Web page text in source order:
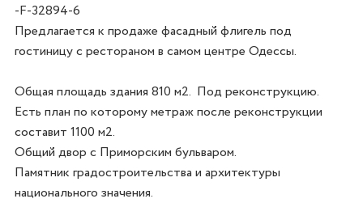
-F-32894-6
Предлагается к продаже фасадный флигель под
гостиницу с рестораном в самом центре Одессы.
Общая площадь здания 810 м2.  Под реконструкцию.
Есть план по которому метраж после реконструкции
составит 1100 м2.
Общий двор с Приморским бульваром.
Памятник градостроительства и архитектуры
национального значения.